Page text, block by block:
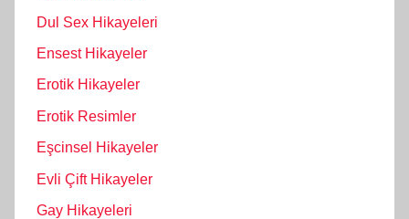
Dul Sex Hikayeleri
Ensest Hikayeler
Erotik Hikayeler
Erotik Resimler
Eşcinsel Hikayeler
Evli Çift Hikayeler
Gay Hikayeleri